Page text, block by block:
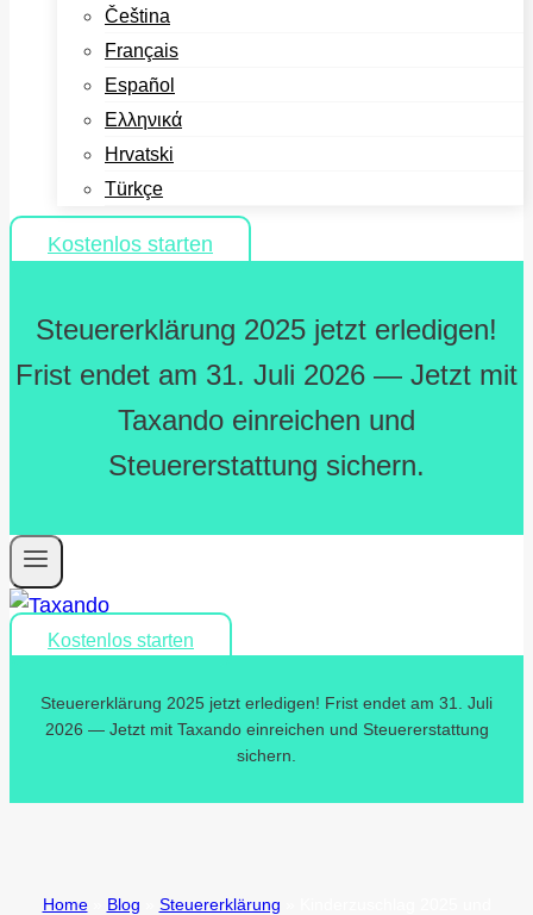
Čeština
Français
Español
Ελληνικά
Hrvatski
Türkçe
Kostenlos starten
Steuererklärung 2025 jetzt erledigen!
Frist endet am 31. Juli 2026 — Jetzt mit
Taxando einreichen und
Steuererstattung sichern.
Kostenlos starten
Steuererklärung 2025 jetzt erledigen! Frist endet am 31. Juli
2026 — Jetzt mit Taxando einreichen und Steuererstattung
sichern.
Home» Blog Steuererklärung